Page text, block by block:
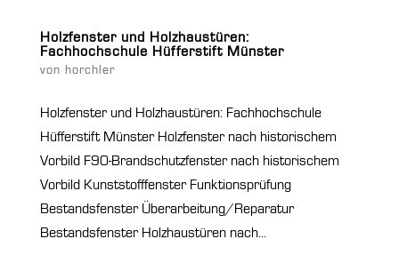
Holzfenster und Holzhaustüren:
Fachhochschule Hüfferstift Münster
von horchler
Holzfenster und Holzhaustüren: Fachhochschule
Hüfferstift Münster Holzfenster nach historischem
Vorbild F90-Brandschutzfenster nach historischem
Vorbild Kunststofffenster Funktionsprüfung
Bestandsfenster Überarbeitung/Reparatur
Bestandsfenster Holzhaustüren nach...